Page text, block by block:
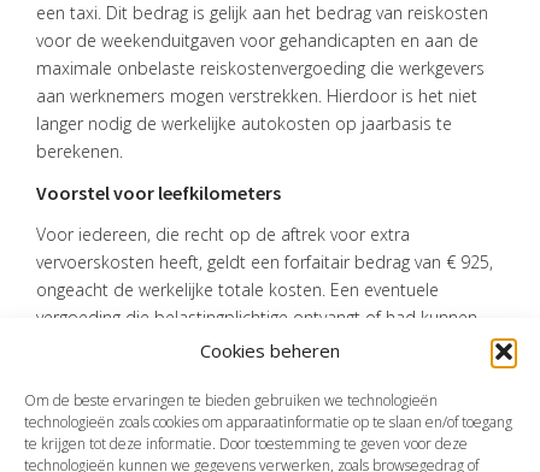
Cookies beheren
Om de beste ervaringen te bieden gebruiken we technologieën
technologieën zoals cookies om apparaatinformatie op te slaan en/of toegang
te krijgen tot deze informatie. Door toestemming te geven voor deze
technologieën kunnen we gegevens verwerken, zoals browsegedrag of
een taxi. Dit bedrag is gelijk aan het bedrag van reiskosten
voor de weekenduitgaven voor gehandicapten en aan de
maximale onbelaste reiskostenvergoeding die werkgevers
aan werknemers mogen verstrekken. Hierdoor is het niet
langer nodig de werkelijke autokosten op jaarbasis te
berekenen.
Voorstel voor leefkilometers
Voor iedereen, die recht op de aftrek voor extra
vervoerskosten heeft, geldt een forfaitair bedrag van € 925,
ongeacht de werkelijke totale kosten. Een eventuele
vergoeding die belastingplichtige ontvangt of had kunnen
ontvangen moet hierop in mindering worden gebracht.